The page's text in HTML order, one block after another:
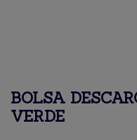
BOLSA
VERDE